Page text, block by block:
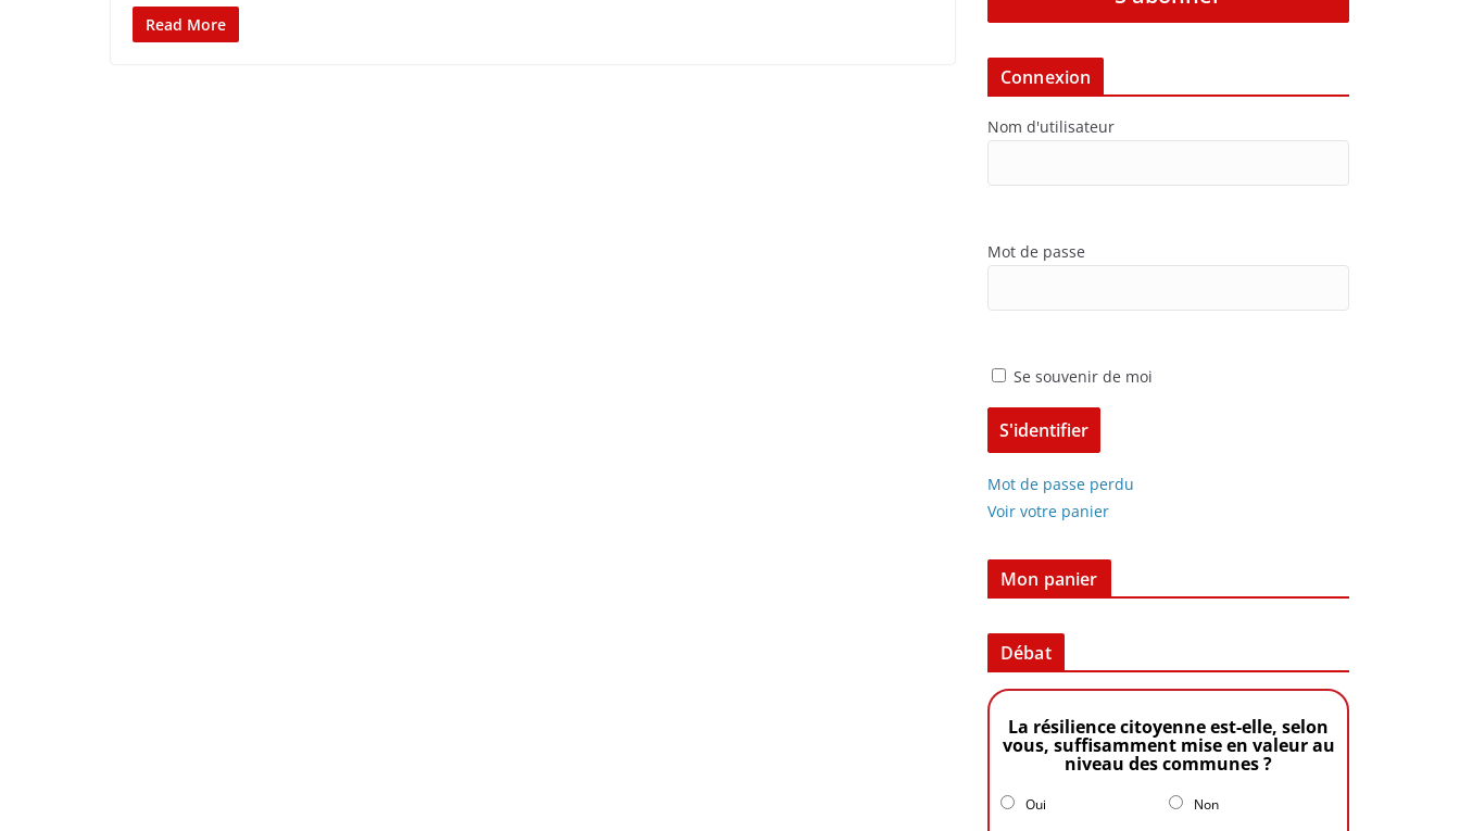
Read More
Connexion
Nom d'utilisateur
Mot de passe
Se souvenir de moi
Mot de passe perdu
Voir votre panier
Mon panier
Débat
La résilience citoyenne est-elle, selon
vous, suffisamment mise en valeur au
niveau des communes ?
Oui Non